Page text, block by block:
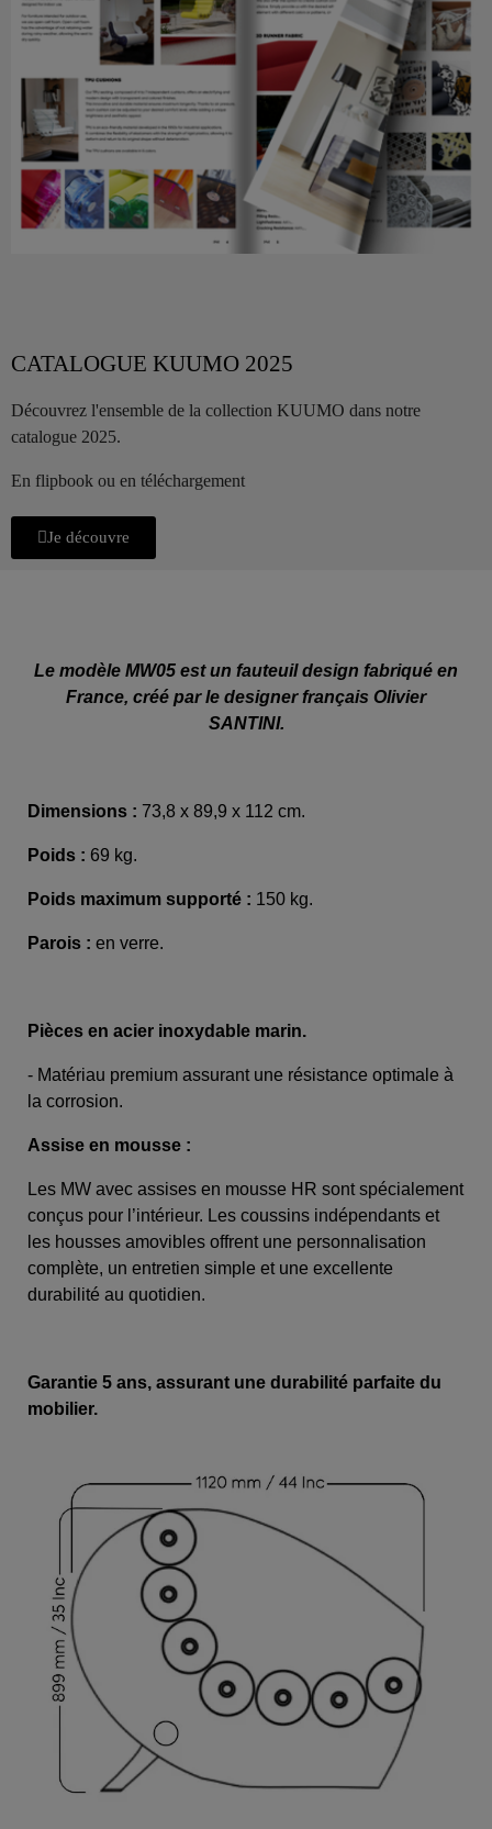
CATALOGUE KUUMO 2025
Découvrez l'ensemble de la collection KUUMO dans notre
catalogue 2025.
En flipbook ou en téléchargement
Je découvre
Le modèle MW05 est un fauteuil design fabriqué en
France, créé par le designer français Olivier
SANTINI.
Dimensions : 73,8 x 89,9 x 112 cm.
Poids : 69 kg.
Poids maximum supporté : 150 kg.
Parois : en verre.
Pièces en acier inoxydable marin.
- Matériau premium assurant une résistance optimale à
la corrosion.
Assise en mousse :
Les MW avec assises en mousse HR sont spécialement
conçus pour l’intérieur. Les coussins indépendants et
les housses amovibles offrent une personnalisation
complète, un entretien simple et une excellente
durabilité au quotidien.
Garantie 5 ans, assurant une durabilité parfaite du
mobilier.